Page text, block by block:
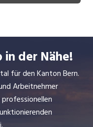
in der Nähe!
für den Kanton Bern.
Arbeitnehmer